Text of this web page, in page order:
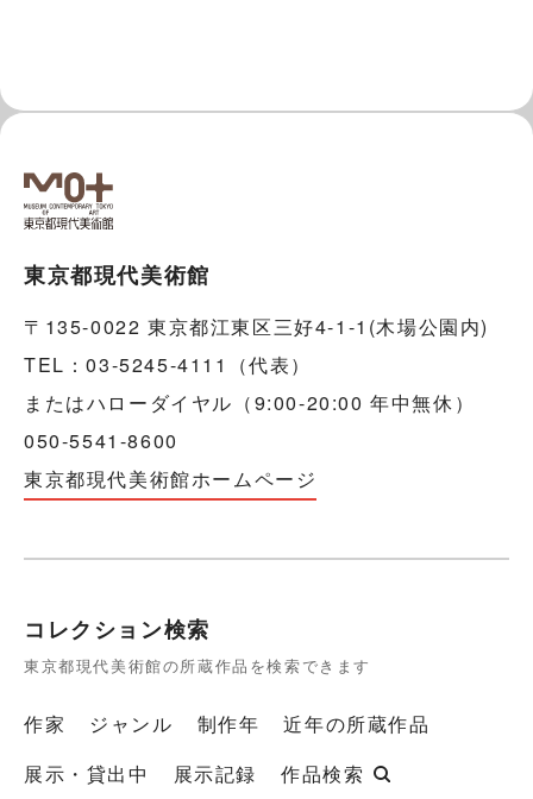
東京都現代美術館
〒135-0022 東京都江東区三好4-1-1(木場公園内)
TEL：03-5245-4111（代表）
またはハローダイヤル（9:00-20:00 年中無休）
050-5541-8600
東京都現代美術館ホームページ
コレクション検索
東京都現代美術館の所蔵作品を検索できます
作家 ジャンル 制作年
近年の所蔵作品
展示・貸出中
展示記録 作品検索